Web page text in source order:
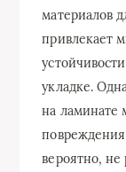
материалов
привлекает
укладке.
на ламинате
вероятно, не